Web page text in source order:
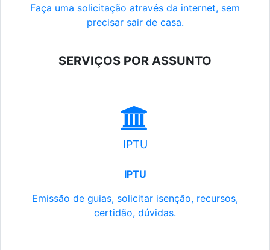
Faça uma solicitação através da internet, sem
precisar sair de casa.
SERVIÇOS POR ASSUNTO
IPTU
IPTU
Emissão de guias, solicitar isenção, recursos,
certidão, dúvidas.